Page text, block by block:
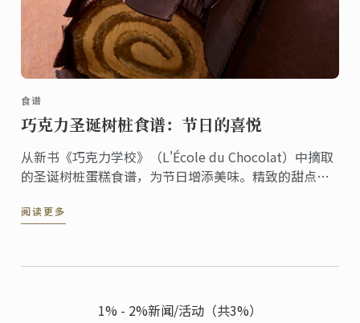
食谱
巧克力圣诞树桩食谱：节日的喜悦
从新书《巧克力学校》（L'École du Chocolat）中摘取
的圣诞树桩蛋糕食谱，为节日增添美味。精致的甜点融
阅读更多
1% - 2%新闻/活动（共3%）